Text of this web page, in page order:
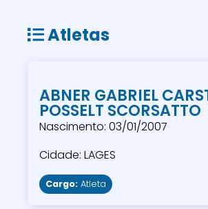
Atletas
ABNER GABRIEL
POSSELT SCORSATTO
Nascimento: 03/01/2007
Cidade: LAGES
Cargo: Atleta